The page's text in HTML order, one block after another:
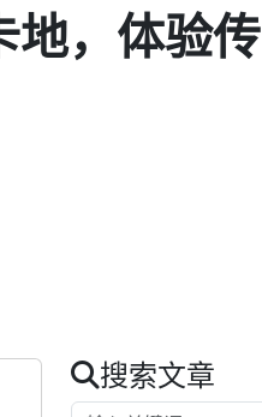
地，体验传
搜索文章